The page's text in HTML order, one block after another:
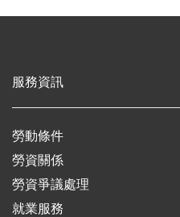
服務資訊
勞動條件
勞資關係
勞資爭議處理
就業服務